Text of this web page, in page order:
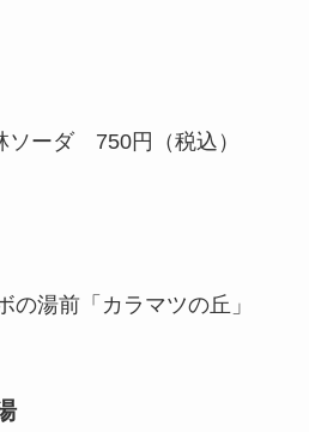
ソーダ 750円（税込）
の湯前「カラマツの丘」